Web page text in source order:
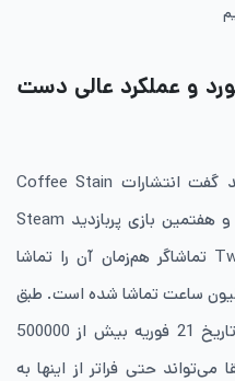
و عملکرد عالی دست
برای توضیح موفقیت این بازی باید گفت انتشارات Coffee Stain
اعلام کرده که این بازی اکنون پنجاه و هفتمین بازی پربازدید Steam
است و همین‌طور درTwitch، 188000 تماشاگر هم‌زمان آن را تماشا
و در مجموع این بازی 28 میلیون ساعت تماشا شده است. طبق
پایگاه داده‌های steam والهایم در تاریخ 21 فوریه بیش از 500000
حتی فراتر از اینها به